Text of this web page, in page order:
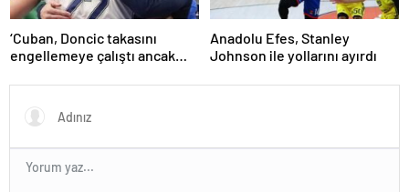
‘Cuban, Doncic takasını
engellemeye çalıştı ancak
Haberleri
Anadolu Efes, Stanley
Johnson ile yollarını ayırdı